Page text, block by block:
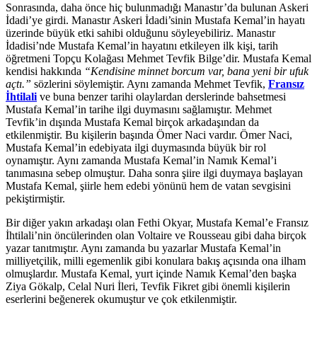
Sonrasında, daha önce hiç bulunmadığı Manastır’da bulunan Askeri
İdadi’ye girdi. Manastır Askeri İdadi’sinin Mustafa Kemal’in hayatı
üzerinde büyük etki sahibi olduğunu söyleyebiliriz. Manastır
İdadisi’nde Mustafa Kemal’in hayatını etkileyen ilk kişi, tarih
öğretmeni Topçu Kolağası Mehmet Tevfik Bilge’dir. Mustafa Kemal
kendisi hakkında “Kendisine minnet borcum var, bana yeni bir ufuk
açtı.” sözlerini söylemiştir. Aynı zamanda Mehmet Tevfik, Fransız
İhtilali ve buna benzer tarihi olaylardan derslerinde bahsetmesi
Mustafa Kemal’in tarihe ilgi duymasını sağlamıştır. Mehmet
Tevfik’in dışında Mustafa Kemal birçok arkadaşından da
etkilenmiştir. Bu kişilerin başında Ömer Naci vardır. Ömer Naci,
Mustafa Kemal’in edebiyata ilgi duymasında büyük bir rol
oynamıştır. Aynı zamanda Mustafa Kemal’in Namık Kemal’i
tanımasına sebep olmuştur. Daha sonra şiire ilgi duymaya başlayan
Mustafa Kemal, şiirle hem edebi yönünü hem de vatan sevgisini
pekiştirmiştir.
Bir diğer yakın arkadaşı olan Fethi Okyar, Mustafa Kemal’e Fransız
İhtilali’nin öncülerinden olan Voltaire ve Rousseau gibi daha birçok
yazar tanıtmıştır. Aynı zamanda bu yazarlar Mustafa Kemal’in
milliyetçilik, milli egemenlik gibi konulara bakış açısında ona ilham
olmuşlardır. Mustafa Kemal, yurt içinde Namık Kemal’den başka
Ziya Gökalp, Celal Nuri İleri, Tevfik Fikret gibi önemli kişilerin
eserlerini beğenerek okumuştur ve çok etkilenmiştir.